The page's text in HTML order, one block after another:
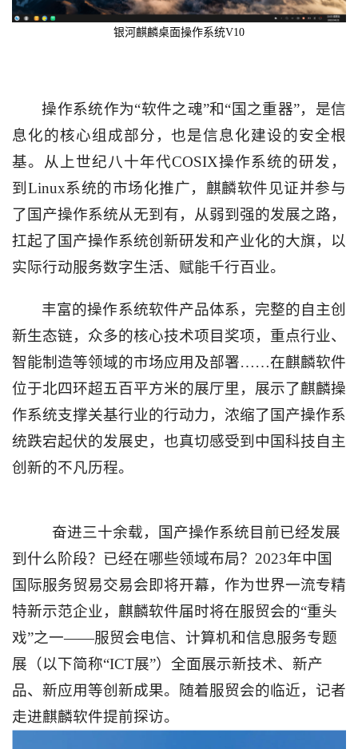
银河麒麟桌面操作系统V10
操作系统作为“软件之魂”和“国之重器”，是信
息化的核心组成部分，也是信息化建设的安全根
基。从上世纪八十年代COSIX操作系统的研发，
到 Linux系统的市场化推广，麒麟软件见证并参与
了国产操作系统从无到有，从弱到强的发展之路，
扛起了国产操作系统创新研发和产业化的大旗，以
实际行动服务数字生活、赋能千行百业。
丰富的操作系统软件产品体系，完整的自主创
新生态链，众多的核心技术项目奖项，重点行业、
智能制造等领域的市场应用及部署……在麒麟软件
位于北四环超五百平方米的展厅里，展示了麒麟操
作系统支撑关基行业的行动力，浓缩了国产操作系
统跌宕起伏的发展史，也真切感受到中国科技自主
创新的不凡历程。
奋进三十余载，国产操作系统目前已经发展
到什么阶段？已经在哪些领域布局？ 2023年中国
国际服务贸易交易会即将开幕，作为世界一流专精
特新示范企业，麒麟软件届时将在服贸会的“重头
戏”之一——服贸会电信、计算机和信息服务专题
展（以下简称“ICT展”）全面展示新技术、新产
品、新应用等创新成果。随着服贸会的临近，记者
走进麒麟软件提前探访。